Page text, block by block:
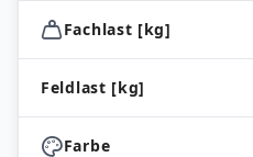
Fachlast [kg]
Feldlast [kg]
Farbe